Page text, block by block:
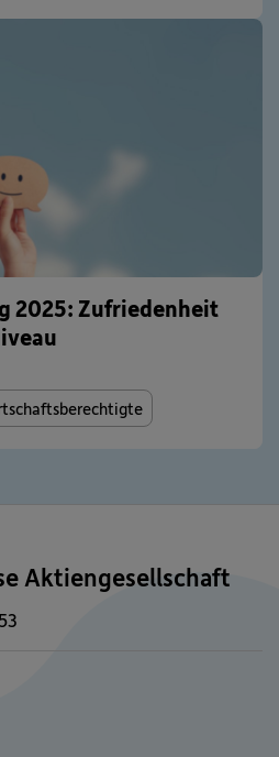
2025: Zufriedenheit
Aktiengesellschaft